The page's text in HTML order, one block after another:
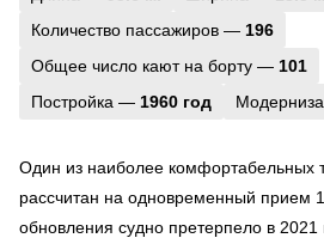
Количество пассажиров — 196
Общее число кают на борту — 101
Постройка — 1960 год
Один из наиболее комфортабельных
рассчитан на одновременный прием
обновления судно претерпело в